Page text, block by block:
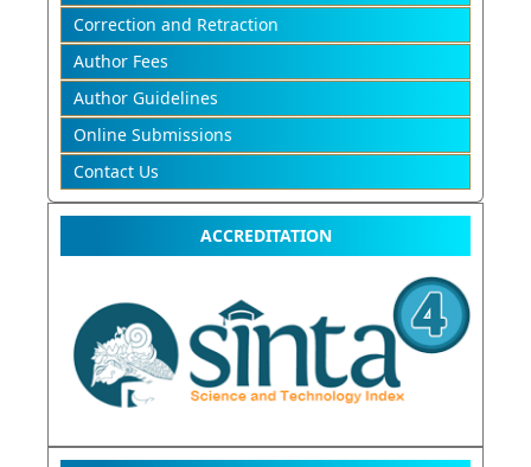
Correction and Retraction
Author Fees
Author Guidelines
Online Submissions
Contact Us
ACCREDITATION